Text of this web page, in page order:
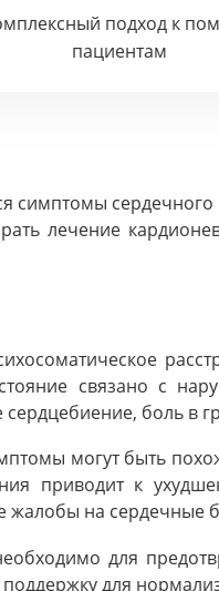
подход к
пациентам
симптомы
лечение
связано с
боль в
могут быть
приводит к
жалобы на
для
для